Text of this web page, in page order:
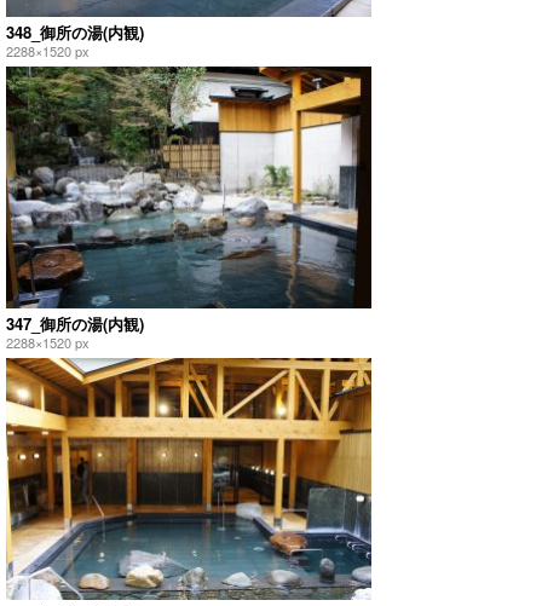
348_御所の湯(内観)
2288×1520 px
347_御所の湯(内観)
2288×1520 px